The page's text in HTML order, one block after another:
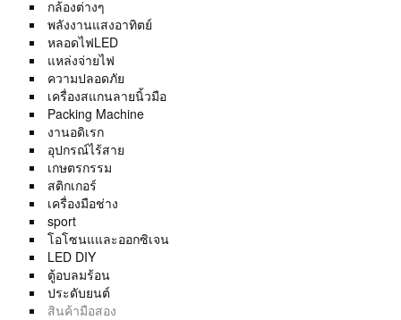
กล้องต่างๆ
พลังงานแสงอาทิตย์
หลอดไฟLED
แหล่งจ่ายไฟ
ความปลอดภัย
เครื่องสแกนลายนิ้วมือ
Packing Machine
งานอดิเรก
อุปกรณ์ไร้สาย
เกษตรกรรม
สติกเกอร์
เครื่องมือช่าง
sport
โอโซนแและออกซิเจน
LED DIY
ตู้อบลมร้อน
ประดับยนต์
สินค้ามือสอง